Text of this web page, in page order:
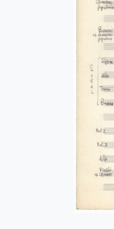
GR-As-MTH-003-Sc-030-
GR-As-MTH-003-Sc-030-
GR-As-MTH-003-Sc-031-
GR-As-MTH-003-Sc-031-
GR-As-MTH-003-Sc-031-
GR-As-MTH-003-Sc-032-
GR-As-MTH-003-Sc-032-
GR-As-MTH-003-Sc-032-
GR-As-MTH-003-Sc-032-
GR-As-MTH-003-Sc-032-
GR-As-MTH-003-Sc-032-
GR-As-MTH-003-Sc-033-
GR-As-MTH-003-Sc-033-
GR-As-MTH-003-Sc-033-
GR-As-MTH-003-Sc-033-